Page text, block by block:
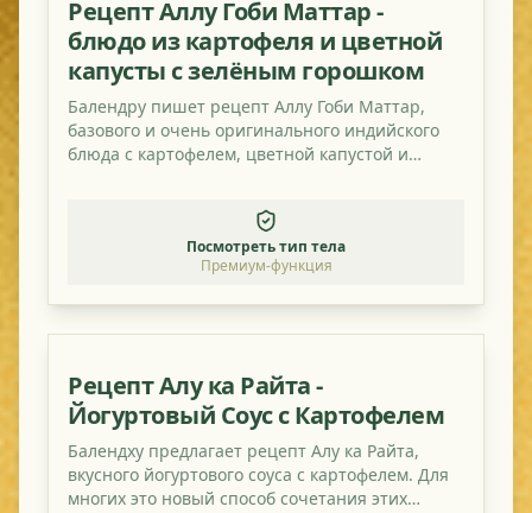
Рецепт Аллу Гоби Маттар -
блюдо из картофеля и цветной
капусты с зелёным горошком
Балендру пишет рецепт Аллу Гоби Маттар,
базового и очень оригинального индийского
блюда с картофелем, цветной капустой и
Посмотреть тип тела
Премиум-функция
Рецепт Алу ка Райта -
Йогуртовый Соус с Картофелем
Балендху предлагает рецепт Алу ка Райта,
вкусного йогуртового соуса с картофелем. Для
многих это новый способ сочетания этих